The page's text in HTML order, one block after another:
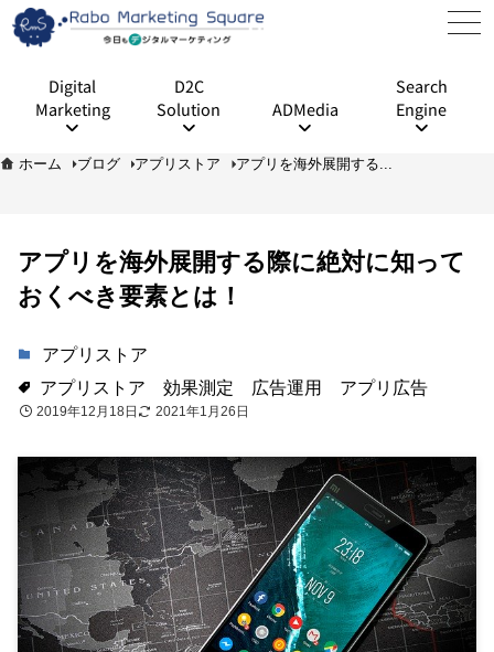
Digital
Marketing
D2C
Solution
ADMedia
Search
Engine
ホーム ブログ アプリストア アプリを海外展開する...
アプリを海外展開する際に絶対に知って
おくべき要素とは！
アプリストア
アプリストア
効果測定 広告運用 アプリ広告
2019年12月18日 2021年1月26日